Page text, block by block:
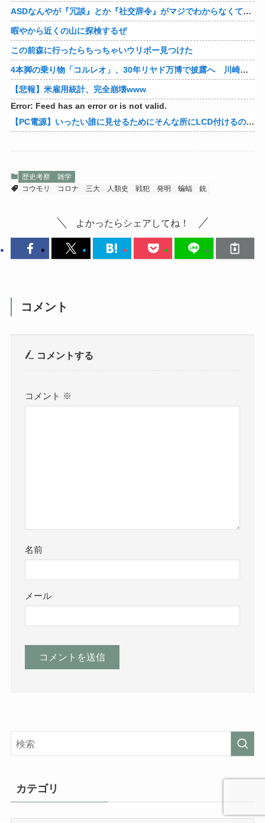
ASDなんやが『冗談』とか『社交辞令』がマジでわからなくて怖い
暇やから近くの山に探検するぜ
この前森に行ったらちっちゃいウリボー見つけた
4本脚の乗り物「コルレオ」、30年リヤド万博で披露へ 川崎重工が35年発売目指す
【悲報】米雇用統計、完全崩壊www
Error: Feed has an error or is not valid.
【PC電源】いったい誰に見せるためにそんな所にLCD付けるのかな
歴史考察
雑学
コウモリ
コロナ 三大 人類史 戦犯 発明 蝙蝠 銃
よかったらシェアしてね！
コメント
コメントする
コメント ※
名前
メール
カテゴリ